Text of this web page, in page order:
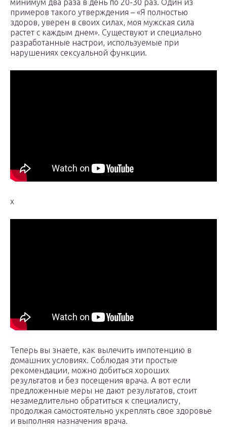
минимум два раза в день по 20-30 раз. Один из
примеров такого утверждения – «Я полностью
здоров, уверен в своих силах, моя мужская сила
растет с каждым днем». Существуют и специально
разработанные настрои, используемые при
нарушениях сексуальной функции.
x
Теперь вы знаете, как вылечить импотенцию в
домашних условиях. Соблюдая эти простые
рекомендации, можно добиться хороших
результатов и без посещения врача. А вот если
предложенные меры не дают результатов, стоит
незамедлительно обратиться к специалисту,
продолжая самостоятельно укреплять свое здоровье
и выполняя назначения врача.